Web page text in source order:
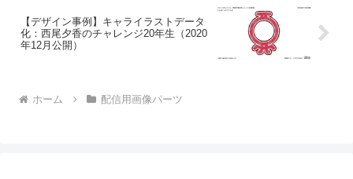
【デザイン事例】キャライラストデータ
化：西尾夕香のチャレンジ20年生（2020
年12月公開）
ホーム 配信用画像パーツ